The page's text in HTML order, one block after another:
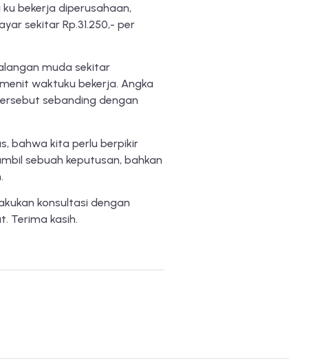
bekerja diperusahaan,
sekitar Rp.31.250,- per
muda sekitar
waktuku bekerja. Angka
sebanding dengan
bahwa kita perlu berpikir
sebuah keputusan, bahkan
konsultasi dengan
Terima kasih.